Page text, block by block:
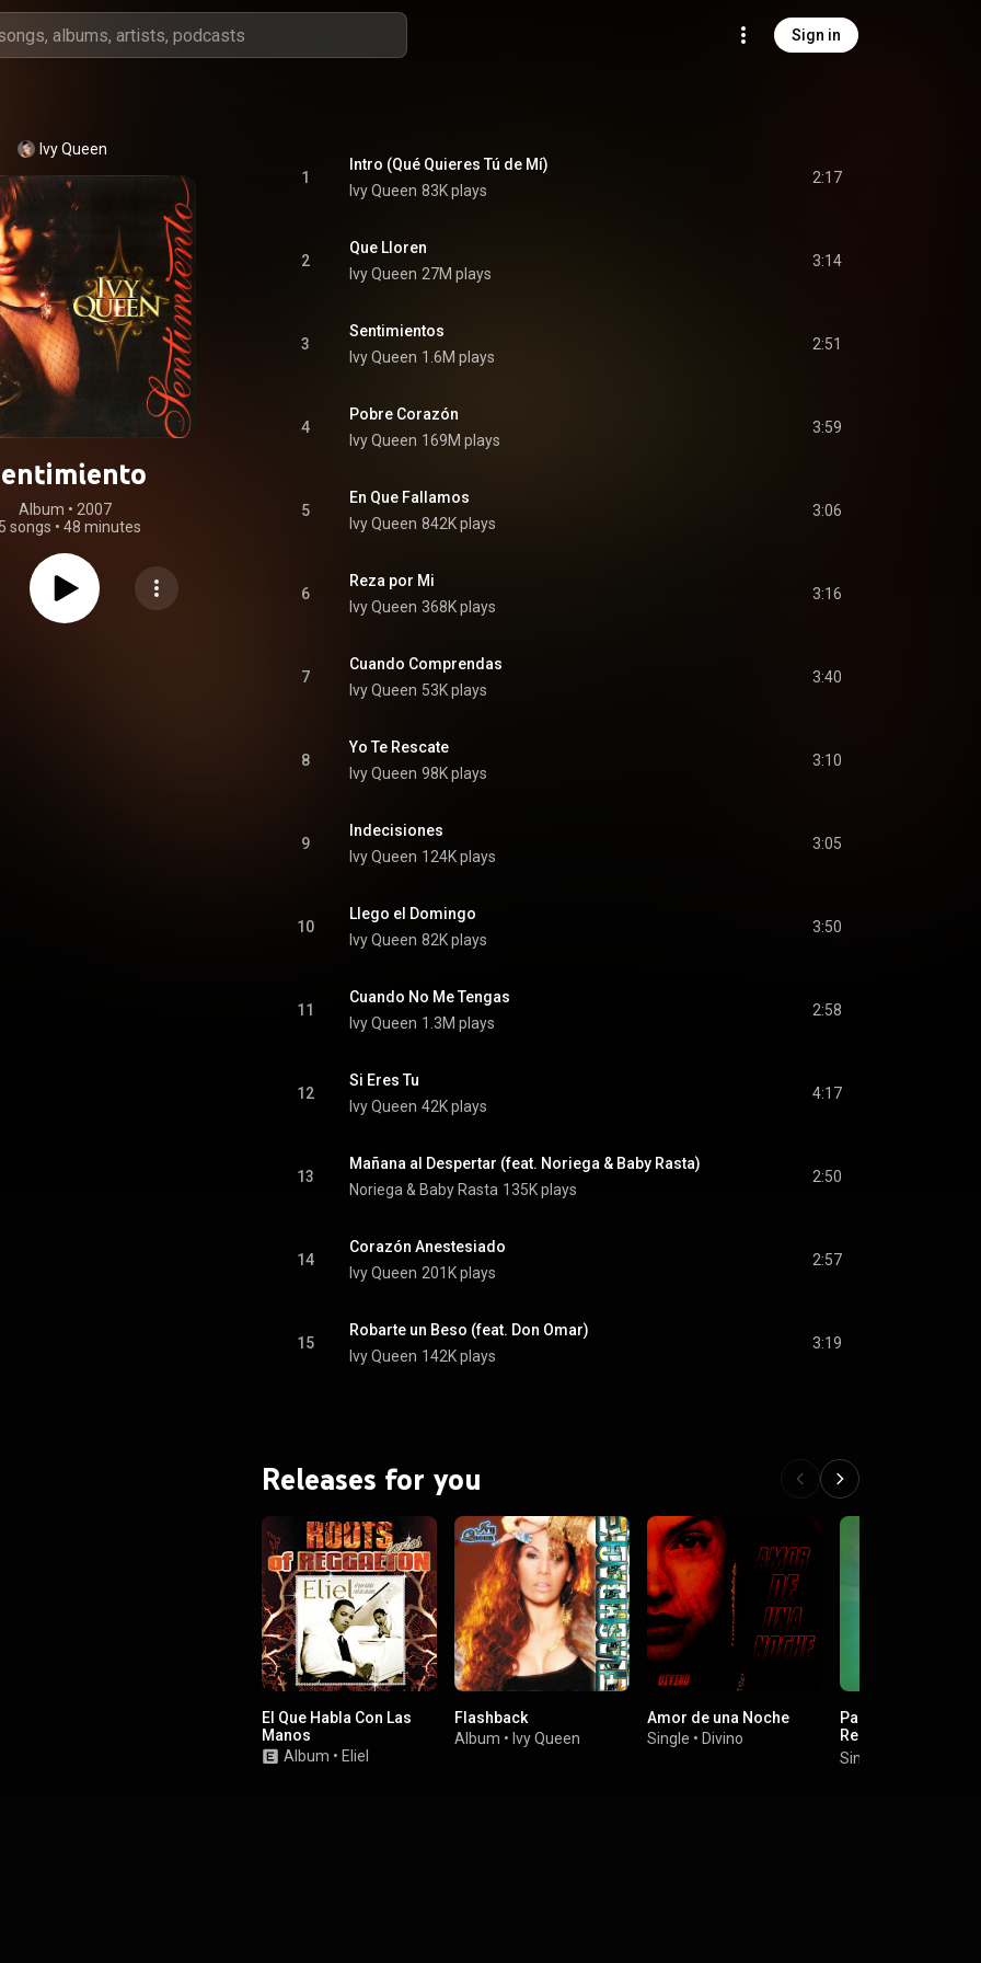
Sign in
Ivy Queen
Album • 2007
songs • 48 minutes
1
Intro (Qué Quieres Tú de Mí)
Ivy Queen 83K plays
2:17
2
Que Lloren
Ivy Queen 27M plays
3:14
3
Sentimientos
Ivy Queen 1.6M plays
2:51
4
Pobre Corazón
Ivy Queen 169M plays
3:59
5
En Que Fallamos
Ivy Queen 842K plays
3:06
6
Reza por Mi
Ivy Queen 368K plays
3:16
7
Cuando Comprendas
Ivy Queen 53K plays
3:40
8
Yo Te Rescate
Ivy Queen 98K plays
3:10
9
Indecisiones
Ivy Queen 124K plays
3:05
10
Llego el Domingo
Ivy Queen 82K plays
3:50
11
Cuando No Me Tengas
Ivy Queen 1.3M plays
2:58
12
Si Eres Tu
Ivy Queen 42K plays
4:17
13
Mañana al Despertar (feat. Noriega & Baby Rasta)
Noriega & Baby Rasta 135K plays
2:50
14
Corazón Anestesiado
Ivy Queen 201K plays
2:57
15
Robarte un Beso (feat. Don Omar)
Ivy Queen 142K plays
3:19
Releases for you
El Que Habla Con Las
Manos
Album • Eliel
Flashback
Album • Ivy Queen
Amor de una Noche
Single • Divino
Party Time Top 40
Reggaeton New
Best Remix
Single